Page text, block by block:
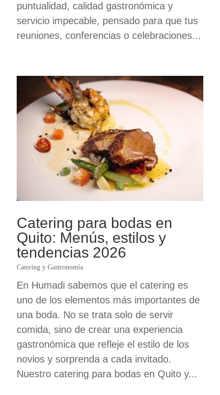
puntualidad, calidad gastronómica y
servicio impecable, pensado para que tus
reuniones, conferencias o celebraciones...
Catering para bodas en
Quito: Menús, estilos y
tendencias 2026
Catering y Gastronomía
En Humadi sabemos que el catering es
uno de los elementos más importantes de
una boda. No se trata solo de servir
comida, sino de crear una experiencia
gastronómica que refleje el estilo de los
novios y sorprenda a cada invitado.
Nuestro catering para bodas en Quito y...